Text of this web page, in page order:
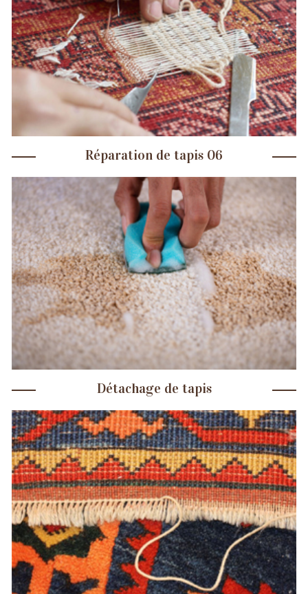
Réparation de tapis 06
Détachage de tapis